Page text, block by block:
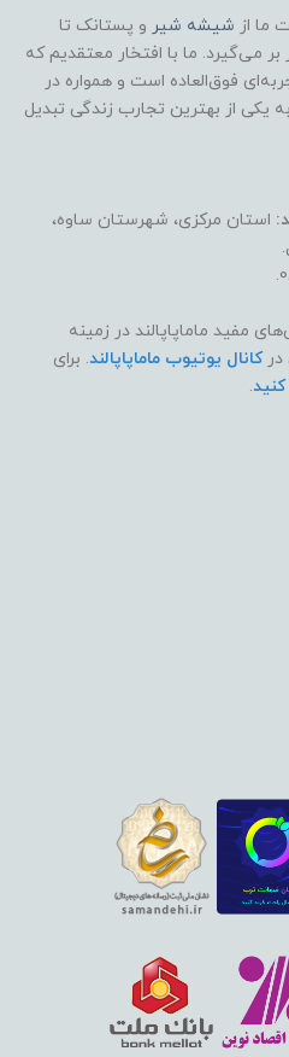
ما از شیشه شیر و پستانک تا
بر می‌گیرد. ما با افتخار معتقدیم که
فوق‌العاده است و همواره در
یکی از بهترین تجارب زندگی تبدیل
استان مرکزی، شهرستان ساوه،
مفید ماماپاپالند در زمینه
درکانال یوتیوب ماماپاپالند. برای
کنید.